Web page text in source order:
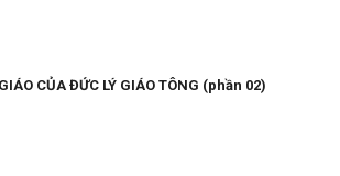
CỦA ĐỨC LÝ GIÁO TÔNG (phần 02)